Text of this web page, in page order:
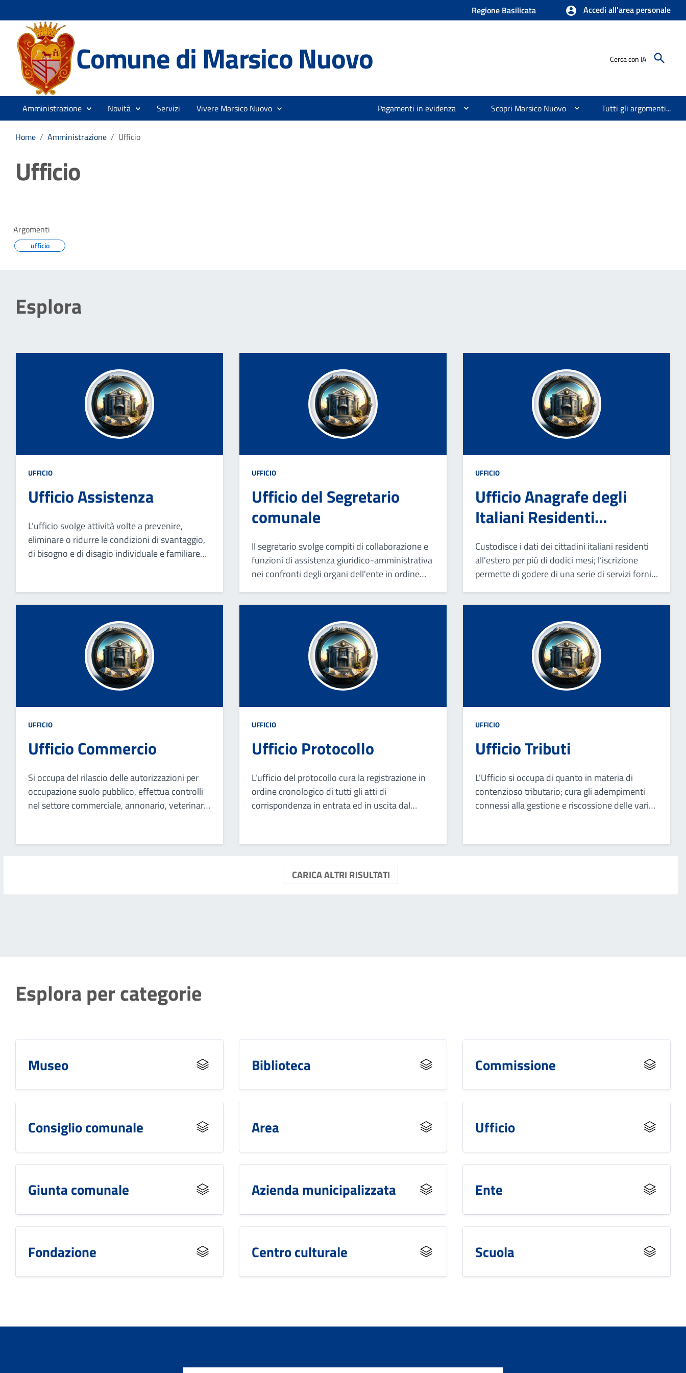
Regione Basilicata Accedi all'area personale
Comune di Marsico Nuovo Cerca con IA
Amministrazione Novità Servizi Vivere Marsico Nuovo Pagamenti in evidenza Scopri Marsico Nuovo Tutti gli argomenti...
Home / Amministrazione / Ufficio
Ufficio
Argomenti
ufficio
Esplora
UFFICIO
Ufficio Assistenza
L’ufficio svolge attività volte a prevenire,
eliminare o ridurre le condizioni di svantaggio,
di bisogno e di disagio individuale e familiare
disabilità.
UFFICIO
Ufficio del Segretario
comunale
Il segretario svolge compiti di collaborazione e
funzioni di assistenza giuridico-amministrativa
nei confronti degli organi dell'ente in ordine
leggi, allo statuto ed ai regolamenti.
UFFICIO
Ufficio Anagrafe degli
Italiani Residenti
all'Estero
Custodisce i dati dei cittadini italiani residenti
all’estero per più di dodici mesi; l‘iscrizione
permette di godere di una serie di servizi forniti
poter votare per corrispondenza nel Paese di
UFFICIO
Ufficio Commercio
Si occupa del rilascio delle autorizzazioni per
occupazione suolo pubblico, effettua controlli
nel settore commerciale, annonario, veterinario
UFFICIO
Ufficio Protocollo
L'ufficio del protocollo cura la registrazione in
ordine cronologico di tutti gli atti di
corrispondenza in entrata ed in uscita dal
UFFICIO
Ufficio Tributi
L’Ufficio si occupa di quanto in materia di
contenzioso tributario; cura gli adempimenti
connessi alla gestione e riscossione delle varie
contribuente.
CARICA ALTRI RISULTATI
Esplora per categorie
Museo Biblioteca Commissione
Consiglio comunale Area Ufficio
Giunta comunale Azienda municipalizzata Ente
Fondazione Centro culturale Scuola